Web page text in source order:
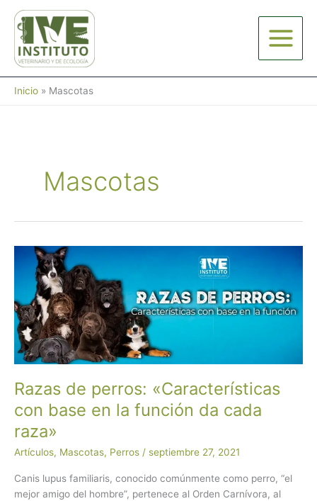
contenido
Inicio Mascotas
Mascotas
Razas de perros: «Características
con base en la función da cada
raza»
Artículos, Mascotas, Perros / septiembre 27, 2021
Canis lupus familiaris, conocido comúnmente como perro, “el
mejor amigo del hombre”, pertenece al Orden Carnívora, al